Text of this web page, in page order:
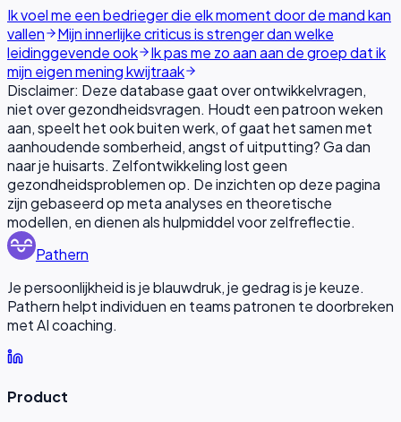
Ik voel me een bedrieger die elk moment door de mand kan
vallen
Mijn innerlijke criticus is strenger dan welke
leidinggevende ook
Ik pas me zo aan aan de groep dat ik
mijn eigen mening kwijtraak
Disclaimer: Deze database gaat over ontwikkelvragen,
niet over gezondheidsvragen. Houdt een patroon weken
aan, speelt het ook buiten werk, of gaat het samen met
aanhoudende somberheid, angst of uitputting? Ga dan
naar je huisarts. Zelfontwikkeling lost geen
gezondheidsproblemen op. De inzichten op deze pagina
zijn gebaseerd op meta analyses en theoretische
modellen, en dienen als hulpmiddel voor zelfreflectie.
Pathern
Je persoonlijkheid is je blauwdruk, je gedrag is je keuze.
Pathern helpt individuen en teams patronen te doorbreken
met AI coaching.
Product